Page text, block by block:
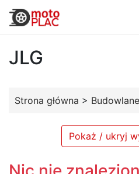
JLG
Strona główna > Budowlane
Pokaż / ukryj